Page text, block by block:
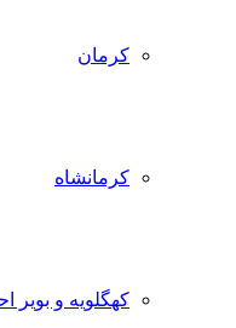
کرمان
کرمانشاه
کهگلویه و بویر